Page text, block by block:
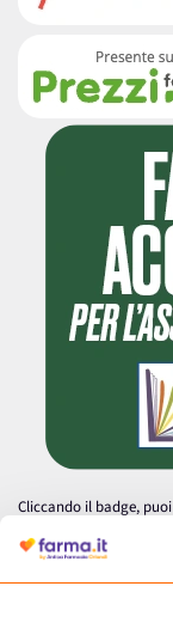
Cliccando il badge,
autorizzata dal
medicinali.